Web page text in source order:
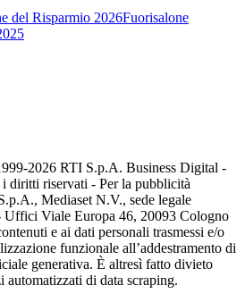
del Risparmio 2026Fuorisalone
2026 RTI S.p.A. Business Digital -
diritti riservati - Per la pubblicità
Mediaset N.V., sede legale
Uffici Viale Europa 46, 20093 Cologno
e ai dati personali trasmessi e/o
funzionale all’addestramento di
generativa. È altresì fatto divieto
automatizzati di data scraping.